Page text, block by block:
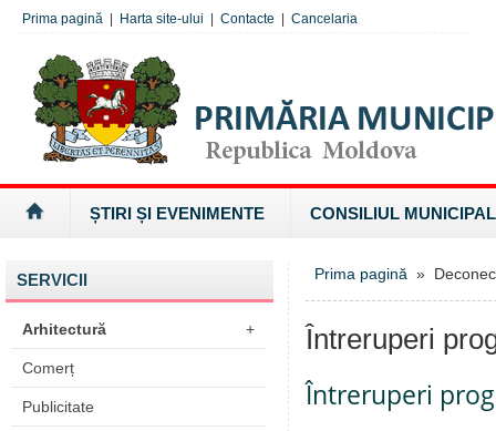
Prima pagină Harta site-ului Contacte Cancelaria
ȘTIRI ȘI EVENIMENTE CONSILIUL MUNICIPAL
SERVICII
Arhitectură +
Comerț
Publicitate
Prima pagină »
Întreruperi
Întreruperi